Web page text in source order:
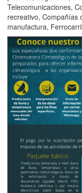
Telecomunicaciones,
recreativo, Compañías
manufactura,